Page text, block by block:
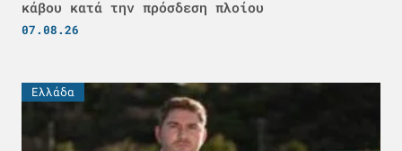
κάβου κατά την πρόσδεση πλοίου
07.08.26
Ελλάδα